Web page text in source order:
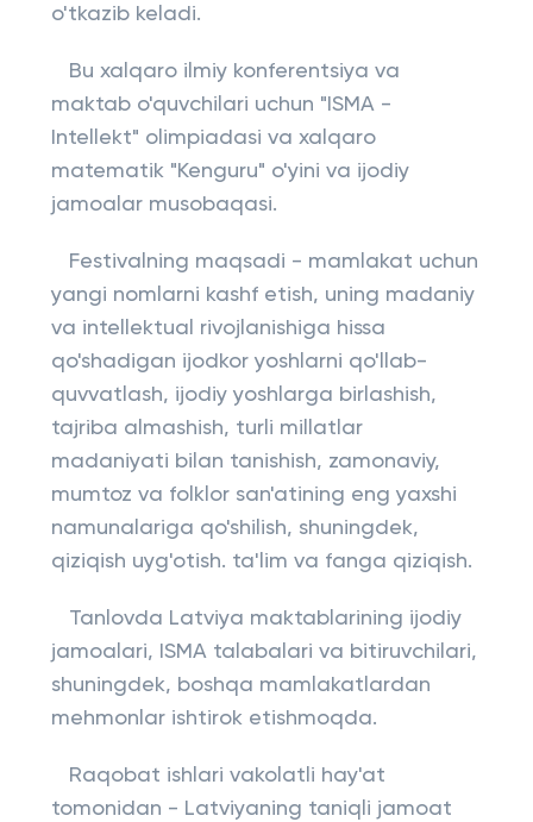
o'tkazib keladi.
Bu xalqaro ilmiy konferentsiya va
maktab o'quvchilari uchun "ISMA -
Intellekt" olimpiadasi va xalqaro
matematik "Kenguru" o'yini va ijodiy
jamoalar musobaqasi.
Festivalning maqsadi - mamlakat uchun
yangi nomlarni kashf etish, uning madaniy
va intellektual rivojlanishiga hissa
qo'shadigan ijodkor yoshlarni qo'llab-
quvvatlash, ijodiy yoshlarga birlashish,
tajriba almashish, turli millatlar
madaniyati bilan tanishish, zamonaviy,
mumtoz va folklor san'atining eng yaxshi
namunalariga qo'shilish, shuningdek,
qiziqish uyg'otish. ta'lim va fanga qiziqish.
Tanlovda Latviya maktablarining ijodiy
jamoalari, ISMA talabalari va bitiruvchilari,
shuningdek, boshqa mamlakatlardan
mehmonlar ishtirok etishmoqda.
Raqobat ishlari vakolatli hay'at
tomonidan - Latviyaning taniqli jamoat